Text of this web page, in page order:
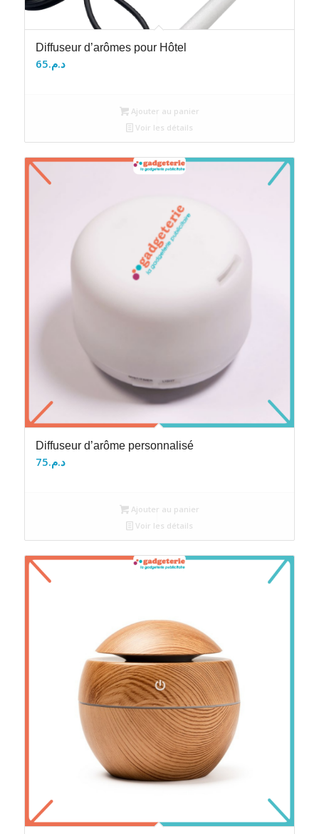
Diffuseur d’arômes pour Hôtel
د.م.65
Ajouter au panier
Voir les détails
Diffuseur d’arôme personnalisé
د.م.75
Ajouter au panier
Voir les détails